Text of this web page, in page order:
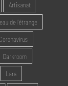
Artisanat
de l'étrange
Coronavirus
Darkroom
Lara